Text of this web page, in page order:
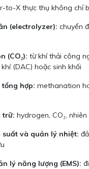
to-X thực thụ không chỉ
(electrolyzer): chuyển
(CO₂): từ khí thải công
(DAC) hoặc sinh khối
hợp: methanation
trữ: hydrogen, CO₂,
suất và quản lý nhiệt:
lý năng lượng (EMS):